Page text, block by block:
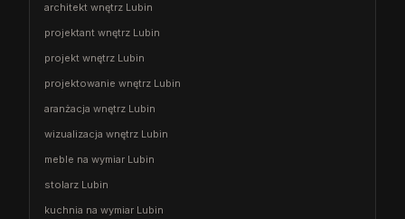
architekt wnętrz Lubin
projektant wnętrz Lubin
projekt wnętrz Lubin
projektowanie wnętrz Lubin
aranżacja wnętrz Lubin
wizualizacja wnętrz Lubin
meble na wymiar Lubin
stolarz Lubin
kuchnia na wymiar Lubin